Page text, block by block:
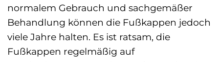
normalem Gebrauch und sachgemäßer
Behandlung können die Fußkappen jedoch
viele Jahre halten. Es ist ratsam, die
Fußkappen regelmäßig auf